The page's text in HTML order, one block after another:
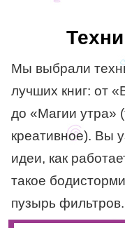
Мы выбрали
лучших книг: от
до «Магии утра»
креативное). Вы
идеи, как
такое
пузырь фильтров.